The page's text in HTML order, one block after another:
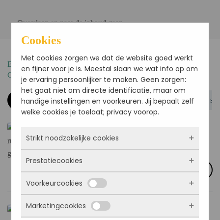
Overslaan en naar de inhoud gaan
BESTEL HIER JE VERSE BROODJES OF
GROEPSLUNCH
Baguettes basic Baguettes luxe Broodje met
Rustieke baguette wit of bruin 23cm, salade, rode ui,
kappertjes, komkommer, garnalensalade
€5.95 Selecteer
Baguettes rustiek gezond ham-
Cookies
Met cookies zorgen we dat de website goed werkt
en fijner voor je is. Meestal slaan we wat info op om
je ervaring persoonlijker te maken. Geen zorgen:
het gaat niet om directe identificatie, maar om
handige instellingen en voorkeuren. Jij bepaalt zelf
welke cookies je toelaat; privacy voorop.
Strikt noodzakelijke cookies
Deze cookies zorgen ervoor dat de website
überhaupt werkt. Ze zijn dus altijd actief en
kunnen niet worden uitgezet. Meestal worden
ze alleen geplaatst als jij iets doet, zoals
inloggen, een formulier invullen of je
Prestatiecookies
Met deze cookies zien we hoe vaak onze site
bezocht wordt, waar bezoekers vandaan
komen en welke pagina’s populair zijn. Zo
Voorkeurcookies
Deze cookies onthouden jouw voorkeuren.
Marketingcookies